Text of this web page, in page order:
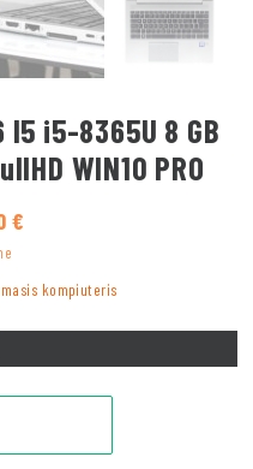
i5-8365U 8 GB
WIN10 PRO
€
kompiuteris